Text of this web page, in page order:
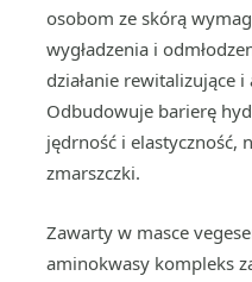
osobom ze skórą
wygładzenia i
działanie rewitalizujące
Odbudowuje barierę
jędrność i elastyczność,
zmarszczki.
Zawarty w masce
aminokwasy kompleks